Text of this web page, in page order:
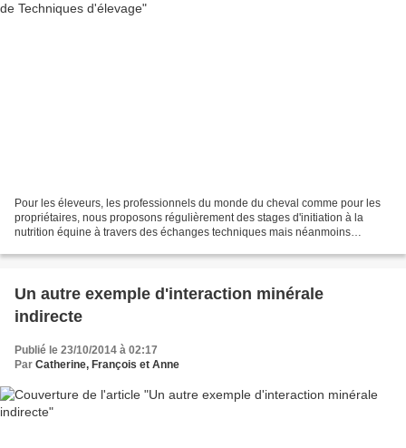
Pour les éleveurs, les professionnels du monde du cheval comme pour les
propriétaires, nous proposons régulièrement des stages d'initiation à la
nutrition équine à travers des échanges techniques mais néanmoins
Un autre exemple d'interaction minérale
indirecte
Publié le 23/10/2014 à 02:17
Par Catherine, François et Anne